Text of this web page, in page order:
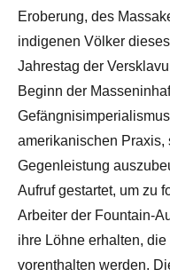
Eroberung, des
indigenen Völker
Jahrestag der
Beginn der
amerikanischen Praxis,
Gegenleistung
Aufruf gestartet, um zu
Arbeiter der Fountain-
ihre Löhne erhalten,
vorenthalten werden.